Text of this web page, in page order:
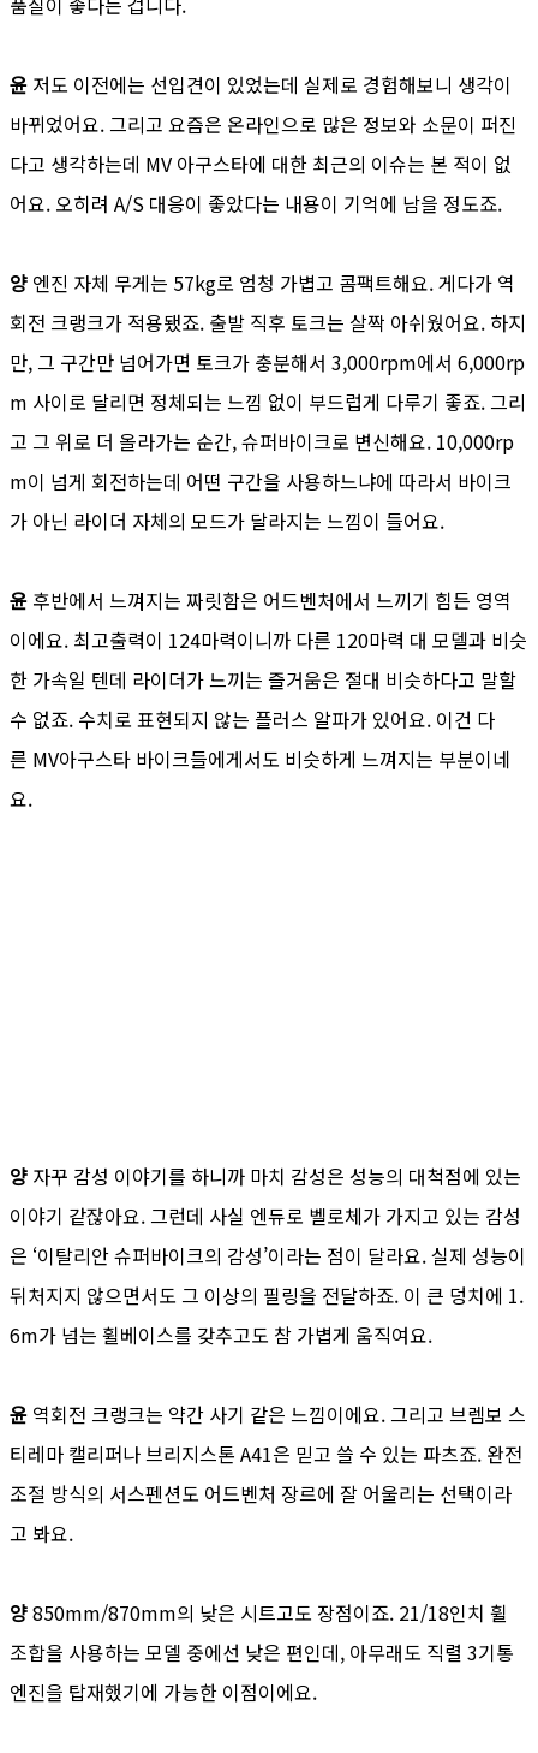
윤 저도 이전에는 선입견이 있었는데 실제로 경험해보니 생각이
바뀌었어요. 그리고 요즘은 온라인으로 많은 정보와 소문이 퍼진
다고 생각하는데 MV 아구스타에 대한 최근의 이슈는 본 적이 없
어요. 오히려 A/S 대응이 좋았다는 내용이 기억에 남을 정도죠.
양 엔진 자체 무게는 57kg로 엄청 가볍고 콤팩트해요. 게다가 역
회전 크랭크가 적용됐죠. 출발 직후 토크는 살짝 아쉬웠어요. 하지
만, 그 구간만 넘어가면 토크가 충분해서 3,000rpm에서 6,000rp
m 사이로 달리면 정체되는 느낌 없이 부드럽게 다루기 좋죠. 그리
고 그 위로 더 올라가는 순간, 슈퍼바이크로 변신해요. 10,000rp
m이 넘게 회전하는데 어떤 구간을 사용하느냐에 따라서 바이크
가 아닌 라이더 자체의 모드가 달라지는 느낌이 들어요.
윤 후반에서 느껴지는 짜릿함은 어드벤처에서 느끼기 힘든 영역
이에요. 최고출력이 124마력이니까 다른 120마력 대 모델과 비슷
한 가속일 텐데 라이더가 느끼는 즐거움은 절대 비슷하다고 말할
수 없죠. 수치로 표현되지 않는 플러스 알파가 있어요. 이건 다
른 MV아구스타 바이크들에게서도 비슷하게 느껴지는 부분이네
요.
양 자꾸 감성 이야기를 하니까 마치 감성은 성능의 대척점에 있는
이야기 같잖아요. 그런데 사실 엔듀로 벨로체가 가지고 있는 감성
은 ‘이탈리안 슈퍼바이크의 감성’이라는 점이 달라요. 실제 성능이
뒤처지지 않으면서도 그 이상의 필링을 전달하죠. 이 큰 덩치에 1.
6m가 넘는 휠베이스를 갖추고도 참 가볍게 움직여요.
윤 역회전 크랭크는 약간 사기 같은 느낌이에요. 그리고 브렘보 스
티레마 캘리퍼나 브리지스톤 A41은 믿고 쓸 수 있는 파츠죠. 완전
조절 방식의 서스펜션도 어드벤처 장르에 잘 어울리는 선택이라
고 봐요.
양850mm/870mm의 낮은 시트고도 장점이죠. 21/18인치 휠
조합을 사용하는 모델 중에선 낮은 편인데, 아무래도 직렬 3기통
엔진을 탑재했기에 가능한 이점이에요.